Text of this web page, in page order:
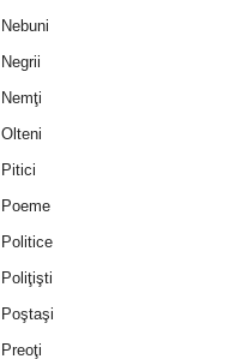
Nebuni
Negrii
Nemţi
Olteni
Pitici
Poeme
Politice
Poliţişti
Poştaşi
Preoţi